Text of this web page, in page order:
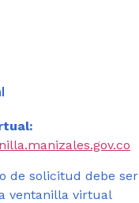
de solicitud debe ser
ventanilla virtual